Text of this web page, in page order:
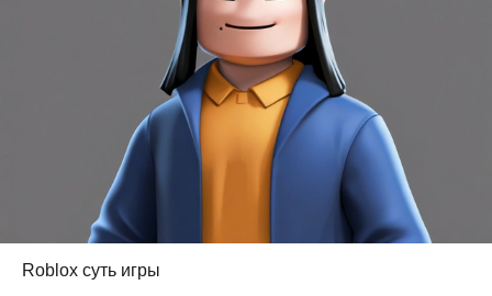
Roblox суть игры